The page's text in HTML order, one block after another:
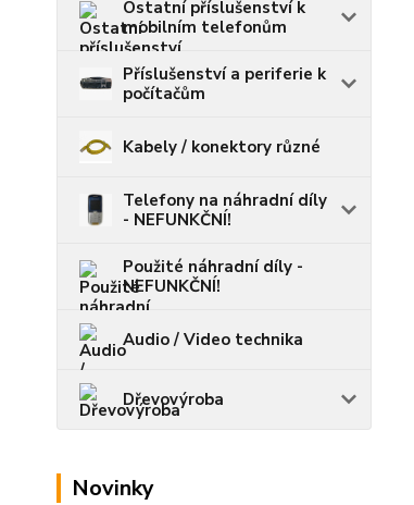
Ostatní příslušenství k
mobilním telefonům
Příslušenství a periferie k
počítačům
Kabely / konektory různé
Telefony na náhradní díly
- NEFUNKČNÍ!
Použité náhradní díly -
NEFUNKČNÍ!
Audio / Video technika
Dřevovýroba
Novinky